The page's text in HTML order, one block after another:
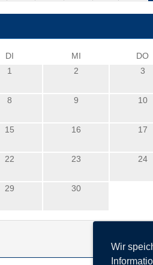
DI MI DO
1
2 3
8 9 10
15 16 17
22 23 24
29 30
Wir